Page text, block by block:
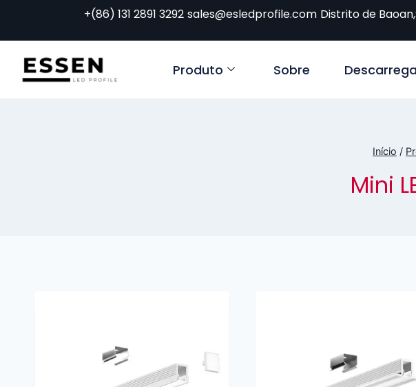
+(86) 131 2891 3292 sales@esledprofile.com Distrito de
Produto Sobre
Início /
Mini